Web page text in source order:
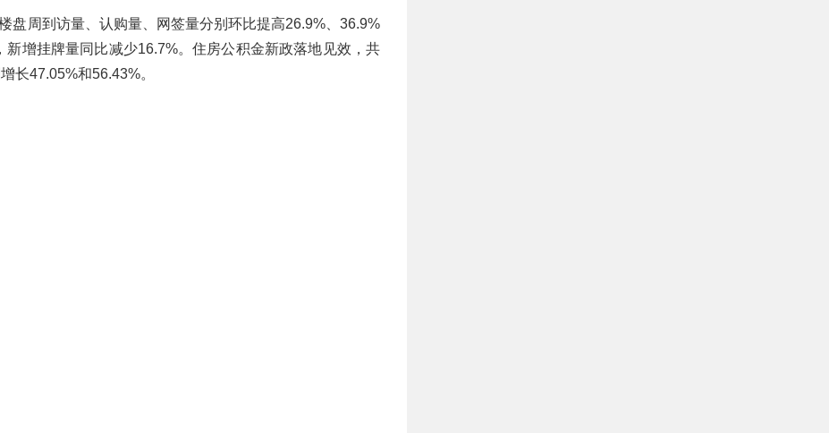
盘周到访量、认购量、网签量分别环比提高26.9%、36.9%
增挂牌量同比减少16.7%。住房公积金新政落地见效，共
长47.05%和56.43%。